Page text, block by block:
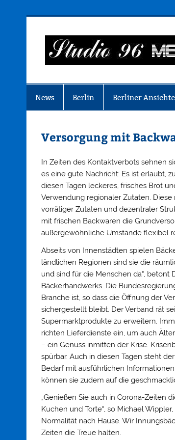
News Berlin Berliner
Versorgung mit
In Zeiten des Kontaktverbots sehnen
es eine gute Nachricht: Es ist erlaubt,
diesen Tagen leckeres, frisches Brot
Verwendung regionaler Zutaten.
vorrätiger Zutaten und dezentraler
mit frischen Backwaren die
außergewöhnliche Umstände flexibel
Abseits von Innenstädten spielen
ländlichen Regionen sind sie die
und sind für die Menschen da“,
Bäckerhandwerks. Die
Branche ist, so dass die Öffnung der
sichergestellt bleibt. Der Verband rät
Supermarktprodukte zu erweitern.
richten Lieferdienste ein, um auch
– ein Genuss inmitten der Krise.
spürbar. Auch in diesen Tagen steht
Bedarf mit ausführlichen
können sie zudem auf die
„Genießen Sie auch in Corona-Zeiten
Kuchen und Torte“, so Michael
Normalität nach Hause. Wir
Zeiten die Treue halten.